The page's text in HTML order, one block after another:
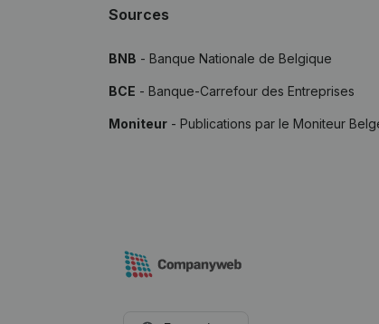
Sources
BNB - Banque Nationale de Belgique
BCE - Banque-Carrefour des Entreprises
Moniteur - Publications par le Moniteur